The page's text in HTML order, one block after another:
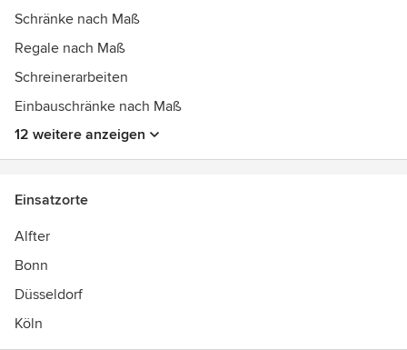
Schränke nach Maß
Regale nach Maß
Schreinerarbeiten
Einbauschränke nach Maß
12 weitere anzeigen
Einsatzorte
Alfter
Bonn
Düsseldorf
Köln